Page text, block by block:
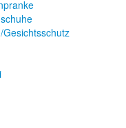
Gesichtsschutz